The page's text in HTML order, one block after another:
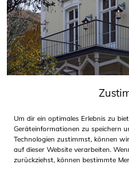
Um dir ein optimales Erlebnis zu
Geräteinformationen zu speichern
Technologien zustimmst, können
auf dieser Website verarbeiten.
zurückziehst, können bestimmte